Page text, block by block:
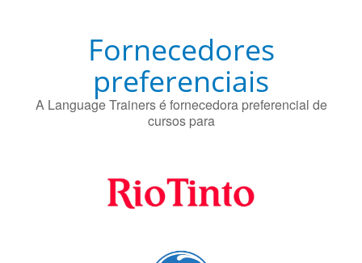
preferenciais
A Language Trainers é fornecedora preferencial de
cursos para